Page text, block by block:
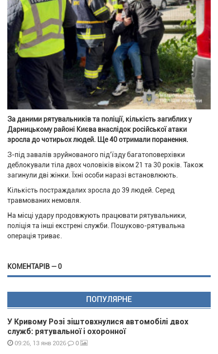
За даними рятувальників та поліції, кількість загиблих у
Дарницькому районі Києва внаслідок російської атаки
зросла до чотирьох людей. Ще 40 отримали поранення.
З-під завалів зруйнованого під’їзду багатоповерхівки
деблокували тіла двох чоловіків віком 21 та 30 років. Також
загинули дві жінки. Їхні особи наразі встановлюють.
Кількість постраждалих зросла до 39 людей. Серед
травмованих немовля.
На місці удару продовжують працювати рятувальники,
поліція та інші екстрені служби. Пошуково-рятувальна
операція триває.
КОМЕНТАРІВ — 0
ПОПУЛЯРНЕ
У Кривому Розі зіштовхнулися автомобілі двох
служб: рятувальної і охоронної
09:26, 13 янв 2026 0